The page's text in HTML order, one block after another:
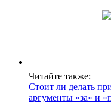
Читайте также:
Стоит ли делать
аргументы «за» и